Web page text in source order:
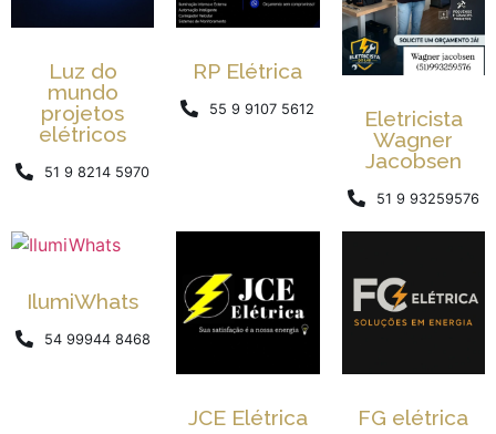
Luz do
mundo
projetos
elétricos
51 9 8214 5970
RP Elétrica
55 9 9107 5612
Eletricista
Wagner
Jacobsen
51 9 93259576
IlumiWhats
54 99944 8468
JCE Elétrica FG elétrica